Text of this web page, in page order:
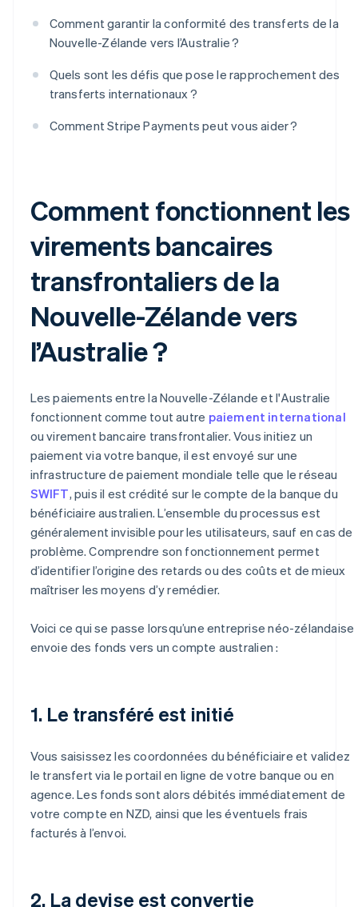
Comment garantir la conformité des transferts de la
Nouvelle-Zélande vers l’Australie ?
Quels sont les défis que pose le rapprochement des
transferts internationaux ?
Comment Stripe Payments peut vous aider ?
Comment fonctionnent les
virements bancaires
transfrontaliers de la
Nouvelle-Zélande vers
l’Australie ?
Les paiements entre la Nouvelle-Zélande et l'Australie
fonctionnent comme tout autre paiement international
ou virement bancaire transfrontalier. Vous initiez un
paiement via votre banque, il est envoyé sur une
infrastructure de paiement mondiale telle que le réseau
SWIFT, puis il est crédité sur le compte de la banque du
bénéficiaire australien. L’ensemble du processus est
généralement invisible pour les utilisateurs, sauf en cas de
problème. Comprendre son fonctionnement permet
d’identifier l’origine des retards ou des coûts et de mieux
maîtriser les moyens d’y remédier.
Voici ce qui se passe lorsqu’une entreprise néo-zélandaise
envoie des fonds vers un compte australien :
1. Le transféré est initié
Vous saisissez les coordonnées du bénéficiaire et validez
le transfert via le portail en ligne de votre banque ou en
agence. Les fonds sont alors débités immédiatement de
votre compte en NZD, ainsi que les éventuels frais
facturés à l’envoi.
2. La devise est convertie